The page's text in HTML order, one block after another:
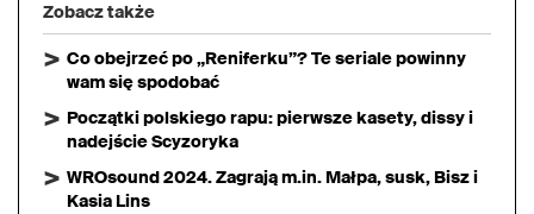
Zobacz także
Co obejrzeć po „Reniferku”? Te seriale powinny
wam się spodobać
Początki polskiego rapu: pierwsze kasety, dissy i
nadejście Scyzoryka
WROsound 2024. Zagrają m.in. Małpa, susk, Bisz i
Kasia Lins